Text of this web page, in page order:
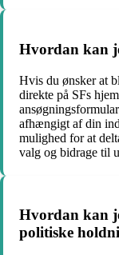
Hvordan kan
Hvis du ønsker at
direkte på SFs
afhængigt af din
mulighed for at
valg og bidrage til
Hvordan kan
politiske